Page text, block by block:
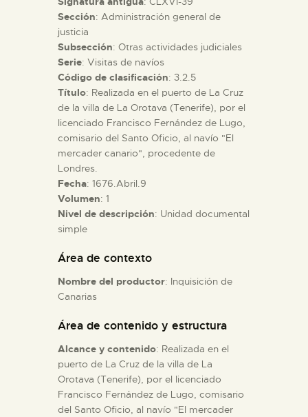
PREPARAR LA VISITA
ACTIVIDADES
█
EL MUSEO
COLECCIONES
DIDÁCTICA
Sección: Administración general de
justicia
Subsección: Otras actividades judiciales
Serie: Visitas de navíos
Código de clasificación: 3.2.5
Título: Realizada en el puerto de La Cruz
de la villa de La Orotava (Tenerife), por el
licenciado Francisco Fernández de Lugo,
comisario del Santo Oficio, al navío "El
mercader canario", procedente de
Londres.
Fecha: 1676.Abril.9
Volumen: 1
Nivel de descripción: Unidad documental
simple
Área de contexto
Nombre del productor: Inquisición de
Canarias
Área de contenido y estructura
Alcance y contenido: Realizada en el
puerto de La Cruz de la villa de La
Orotava (Tenerife), por el licenciado
Francisco Fernández de Lugo, comisario
del Santo Oficio, al navío "El mercader